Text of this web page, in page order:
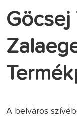
Göcsej
A belváros